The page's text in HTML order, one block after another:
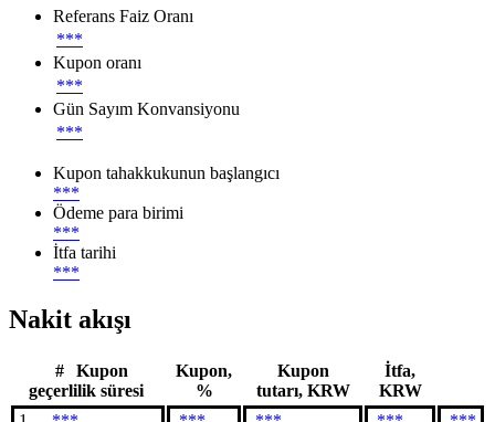
Referans Faiz Oranı
***
Kupon oranı
***
Gün Sayım Konvansiyonu
***
Kupon tahakkukunun başlangıcı
***
Ödeme para birimi
***
İtfa tarihi
***
Nakit akışı
#
Kupon
geçerlilik süresi
Kupon,
%
Kupon
tutarı, KRW
İtfa,
KRW